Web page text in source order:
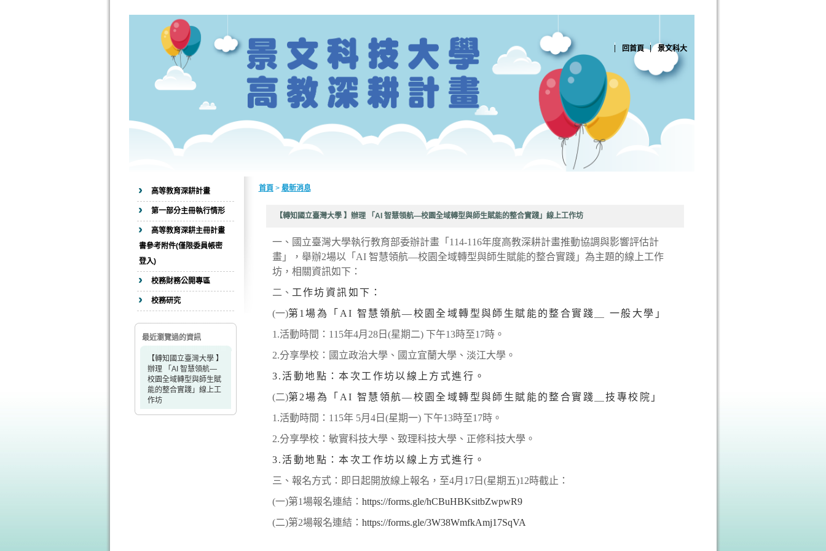
回首頁 景文科大
高等教育深耕計畫
第一部分主冊執行情形
高等教育深耕主冊計畫
書參考附件(僅限委員帳密
登入)
校務財務公開專區
校務研究
最近瀏覽過的資訊
【轉知國立臺灣大學 】
辦理 「AI 智慧領航—
校園全域轉型與師生賦
能的整合實踐」線上工
作坊
首頁 > 最新消息
【轉知國立臺灣大學 】辦理 「AI 智慧領航—校園全域轉型與師生賦能的整合實踐」線上工作坊
一、國立臺灣大學執行教育部委辦計畫「114-116年度高教深耕計畫推動協調與影響評估計
畫」，舉辦2場以「AI 智慧領航—校園全域轉型與師生賦能的整合實踐」為主題的線上工作
坊，相關資訊如下：
二、 工作坊資訊如下：
(一)第1場為「AI 智慧領航—校園全域轉型與師生賦能的整合實踐
一般大學」
1.活動時間：115年4月28日(星期二) 下午13時至17時。
2.分享學校：國立政治大學、國立宜蘭大學、淡江大學。
3.活動地點：本次工作坊以線上方式進行。
(二)第2場為「AI 智慧領航—校園全域轉型與師生賦能的整合實踐＿技專校院」
1.活動時間：115年 5月4日(星期一) 下午13時至17時。
2.分享學校：敏實科技大學、致理科技大學、正修科技大學。
3.活動地點：本次工作坊以線上方式進行。
三、報名方式：即日起開放線上報名，至4月17日(星期五)12時截止：
(一)第1場報名連結： https://forms.gle/hCBuHBKsitbZwpwR9
(二)第2場報名連結： https://forms.gle/3W38WmfkAmj17SqVA